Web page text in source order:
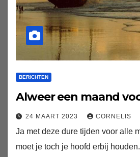
BERICHTEN
Alweer een maand
24 MAART 2023 CORNELIS
Ja met deze dure tijden voor alle
moet je toch je hoofd erbij